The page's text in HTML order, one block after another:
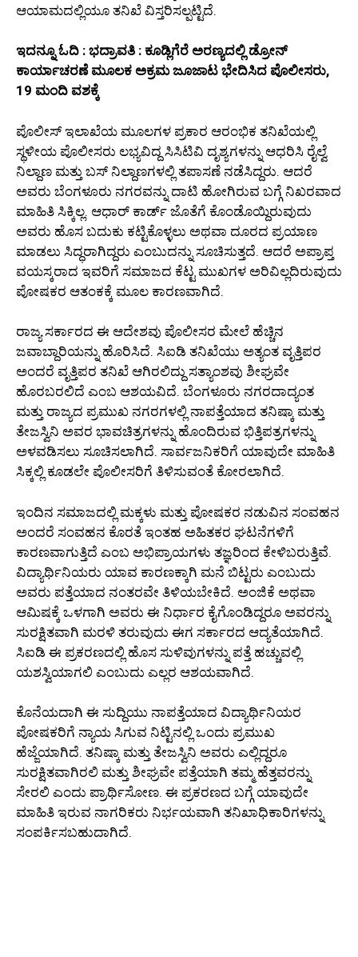
ಆಯಾಮದಲ್ಲಿಯೂ ತನಿಖೆ ವಿಸ್ತರಿಸಲ್ಪಟ್ಟಿದೆ.
ಇದನ್ನೂ ಓದಿ : ಭದ್ರಾವತಿ : ಕೂಡ್ಲಿಗೆರೆ ಅರಣ್ಯದಲ್ಲಿ ಡ್ರೋನ್
ಕಾರ್ಯಾಚರಣೆ ಮೂಲಕ ಅಕ್ರಮ ಜೂಜಾಟ ಭೇದಿಸಿದ ಪೊಲೀಸರು,
19 ಮಂದಿ ವಶಕ್ಕೆ
ಪೊಲೀಸ್ ಇಲಾಖೆಯ ಮೂಲಗಳ ಪ್ರಕಾರ ಆರಂಭಿಕ ತನಿಖೆಯಲ್ಲಿ
ಸ್ಥಳೀಯ ಪೊಲೀಸರು ಲಭ್ಯವಿದ್ದ ಸಿಸಿಟಿವಿ ದೃಶ್ಯಗಳನ್ನು ಆಧರಿಸಿ ರೈಲ್ವೆ
ನಿಲ್ದಾಣ ಮತ್ತು ಬಸ್ ನಿಲ್ದಾಣಗಳಲ್ಲಿ ತಪಾಸಣೆ ನಡೆಸಿದ್ದರು. ಆದರೆ
ಅವರು ಬೆಂಗಳೂರು ನಗರವನ್ನು ದಾಟಿ ಹೋಗಿರುವ ಬಗ್ಗೆ ನಿಖರವಾದ
ಮಾಹಿತಿ ಸಿಕ್ಕಿಲ್ಲ. ಆಧಾರ್ ಕಾರ್ಡ್ ಜೊತೆಗೆ ಕೊಂಡೊಯ್ದಿರುವುದು
ಅವರು ಹೊಸ ಬದುಕು ಕಟ್ಟಿಕೊಳ್ಳಲು ಅಥವಾ ದೂರದ ಪ್ರಯಾಣ
ಮಾಡಲು ಸಿದ್ಧರಾಗಿದ್ದರು ಎಂಬುದನ್ನು ಸೂಚಿಸುತ್ತದೆ. ಆದರೆ ಅಪ್ರಾಪ್ತ
ವಯಸ್ಕರಾದ ಇವರಿಗೆ ಸಮಾಜದ ಕೆಟ್ಟ ಮುಖಗಳ ಅರಿವಿಲ್ಲದಿರುವುದು
ಪೋಷಕರ ಆತಂಕಕ್ಕೆ ಮೂಲ ಕಾರಣವಾಗಿದೆ.
ರಾಜ್ಯ ಸರ್ಕಾರದ ಈ ಆದೇಶವು ಪೊಲೀಸರ ಮೇಲೆ ಹೆಚ್ಚಿನ
ಜವಾಬ್ದಾರಿಯನ್ನು ಹೊರಿಸಿದೆ. ಸಿಐಡಿ ತನಿಖೆಯು ಅತ್ಯಂತ ವೃತ್ತಿಪರ
ಅಂದರೆ ವೃತ್ತಿಪರ ತನಿಖೆ ಆಗಿರಲಿದ್ದು ಸತ್ಯಾಂಶವು ಶೀಘ್ರವೇ
ಹೊರಬರಲಿದೆ ಎಂಬ ಆಶಯವಿದೆ. ಬೆಂಗಳೂರು ನಗರದಾದ್ಯಂತ
ಮತ್ತು ರಾಜ್ಯದ ಪ್ರಮುಖ ನಗರಗಳಲ್ಲಿ ನಾಪತ್ತೆಯಾದ ತನಿಷ್ಕಾ ಮತ್ತು
ತೇಜಸ್ವಿನಿ ಅವರ ಭಾವಚಿತ್ರಗಳನ್ನು ಹೊಂದಿರುವ ಭಿತ್ತಿಪತ್ರಗಳನ್ನು
ಅಳವಡಿಸಲು ಸೂಚಿಸಲಾಗಿದೆ. ಸಾರ್ವಜನಿಕರಿಗೆ ಯಾವುದೇ ಮಾಹಿತಿ
ಸಿಕ್ಕಲ್ಲಿ ಕೂಡಲೇ ಪೊಲೀಸರಿಗೆ ತಿಳಿಸುವಂತೆ ಕೋರಲಾಗಿದೆ.
ಇಂದಿನ ಸಮಾಜದಲ್ಲಿ ಮಕ್ಕಳು ಮತ್ತು ಪೋಷಕರ ನಡುವಿನ ಸಂವಹನ
ಅಂದರೆ ಸಂವಹನ ಕೊರತೆ ಇಂತಹ ಅಹಿತಕರ ಘಟನೆಗಳಿಗೆ
ಕಾರಣವಾಗುತ್ತಿದೆ ಎಂಬ ಅಭಿಪ್ರಾಯಗಳು ತಜ್ಞರಿಂದ ಕೇಳಿಬರುತ್ತಿವೆ.
ವಿದ್ಯಾರ್ಥಿನಿಯರು ಯಾವ ಕಾರಣಕ್ಕಾಗಿ ಮನೆ ಬಿಟ್ಟರು ಎಂಬುದು
ಅವರು ಪತ್ತೆಯಾದ ನಂತರವೇ ತಿಳಿಯಬೇಕಿದೆ. ಅಂಜಿಕೆ ಅಥವಾ
ಆಮಿಷಕ್ಕೆ ಒಳಗಾಗಿ ಅವರು ಈ ನಿರ್ಧಾರ ಕೈಗೊಂಡಿದ್ದರೂ ಅವರನ್ನು
ಸುರಕ್ಷಿತವಾಗಿ ಮರಳಿ ತರುವುದು ಈಗ ಸರ್ಕಾರದ ಆದ್ಯತೆಯಾಗಿದೆ.
ಸಿಐಡಿ ಈ ಪ್ರಕರಣದಲ್ಲಿ ಹೊಸ ಸುಳಿವುಗಳನ್ನು ಪತ್ತೆ ಹಚ್ಚುವಲ್ಲಿ
ಯಶಸ್ವಿಯಾಗಲಿ ಎಂಬುದು ಎಲ್ಲರ ಆಶಯವಾಗಿದೆ.
ಕೊನೆಯದಾಗಿ ಈ ಸುದ್ದಿಯು ನಾಪತ್ತೆಯಾದ ವಿದ್ಯಾರ್ಥಿನಿಯರ
ಪೋಷಕರಿಗೆ ನ್ಯಾಯ ಸಿಗುವ ನಿಟ್ಟಿನಲ್ಲಿ ಒಂದು ಪ್ರಮುಖ
ಹೆಜ್ಜೆಯಾಗಿದೆ. ತನಿಷ್ಕಾ ಮತ್ತು ತೇಜಸ್ವಿನಿ ಅವರು ಎಲ್ಲಿದ್ದರೂ
ಸುರಕ್ಷಿತವಾಗಿರಲಿ ಮತ್ತು ಶೀಘ್ರವೇ ಪತ್ತೆಯಾಗಿ ತಮ್ಮ ಹೆತ್ತವರನ್ನು
ಸೇರಲಿ ಎಂದು ಪ್ರಾರ್ಥಿಸೋಣ. ಈ ಪ್ರಕರಣದ ಬಗ್ಗೆ ಯಾವುದೇ
ಮಾಹಿತಿ ಇರುವ ನಾಗರಿಕರು ನಿರ್ಭಯವಾಗಿ ತನಿಖಾಧಿಕಾರಿಗಳನ್ನು
ಸಂಪರ್ಕಿಸಬಹುದಾಗಿದೆ.